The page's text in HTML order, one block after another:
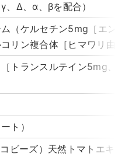
、Δ、α、βを配合）
（ケルセチン5mg［エン
リン複合体［ヒマワリ由
トランスルテイン5mg、
ト）
ビーズ）天然トマトエキ